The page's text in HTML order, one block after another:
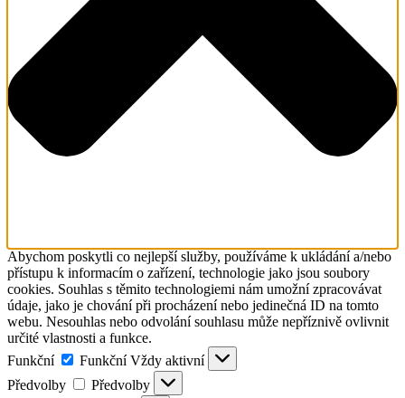
Abychom poskytli co nejlepší služby, používáme k ukládání a/nebo
přístupu k informacím o zařízení, technologie jako jsou soubory
cookies. Souhlas s těmito technologiemi nám umožní zpracovávat
údaje, jako je chování při procházení nebo jedinečná ID na tomto
webu. Nesouhlas nebo odvolání souhlasu může nepříznivě ovlivnit
určité vlastnosti a funkce.
Funkční
Funkční Vždy aktivní
Předvolby
Předvolby